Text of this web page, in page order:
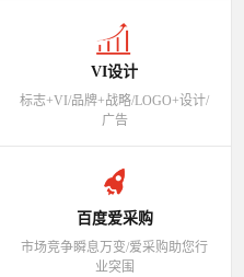
VI设计
标志+VI/品牌+战略/LOGO+设计/
广告
百度爱采购
市场竞争瞬息万变/爱采购助您行
业突围